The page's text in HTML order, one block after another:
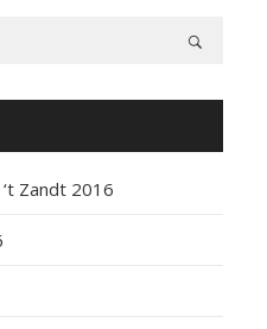
Zandt 2016